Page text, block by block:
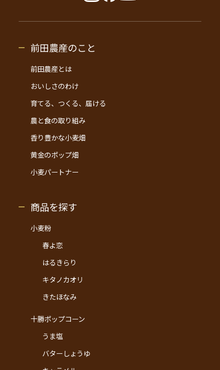
前田農産のこと
前田農産とは
おいしさのわけ
育てる、つくる、届ける
農と食の取り組み
香り豊かな小麦畑
黄金のポップ畑
小麦パートナー
商品を探す
小麦粉
春よ恋
はるきらり
キタノカオリ
きたほなみ
十勝ポップコーン
うま塩
バターしょうゆ